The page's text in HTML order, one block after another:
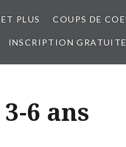
PLUS COUPS DE
INSCRIPTION
6 ans